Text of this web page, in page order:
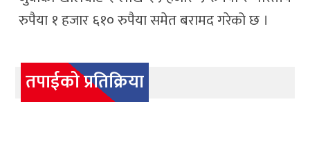
रुपैया १ हजार ६१० रुपैया समेत बरामद गरेको छ ।
तपाईको प्रतिक्रिया